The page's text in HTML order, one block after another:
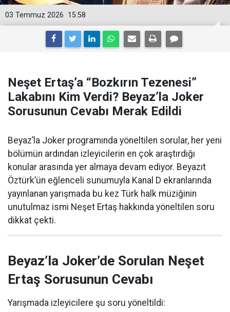
15:58
03 Temmuz 2026
Neşet Ertaş’a “Bozkırın Tezenesi”
Lakabını Kim Verdi? Beyaz’la Joker
Sorusunun Cevabı Merak Edildi
Beyaz’la Joker programında yöneltilen sorular, her yeni
bölümün ardından izleyicilerin en çok araştırdığı
konular arasında yer almaya devam ediyor. Beyazıt
Öztürk’ün eğlenceli sunumuyla Kanal D ekranlarında
yayınlanan yarışmada bu kez Türk halk müziğinin
unutulmaz ismi Neşet Ertaş hakkında yöneltilen soru
dikkat çekti.
Beyaz’la Joker’de Sorulan Neşet
Ertaş Sorusunun Cevabı
Yarışmada izleyicilere şu soru yöneltildi: